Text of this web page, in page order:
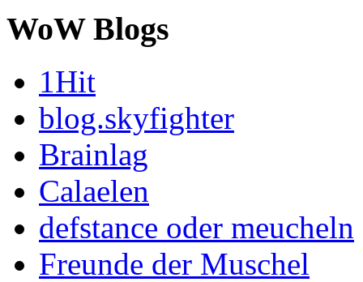
WoW Blogs
1Hit
blog.skyfighter
Brainlag
Calaelen
defstance oder meucheln
Freunde der Muschel